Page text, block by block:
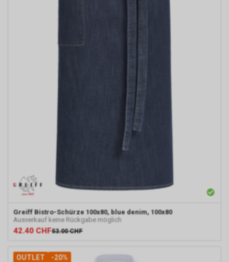
Greiff Bistro-Schürze 100x80, blue denim, 100x80
Ausverkauf keine Rückgabe möglich
42.40 CHF53.00 CHF
OUTLET -20%